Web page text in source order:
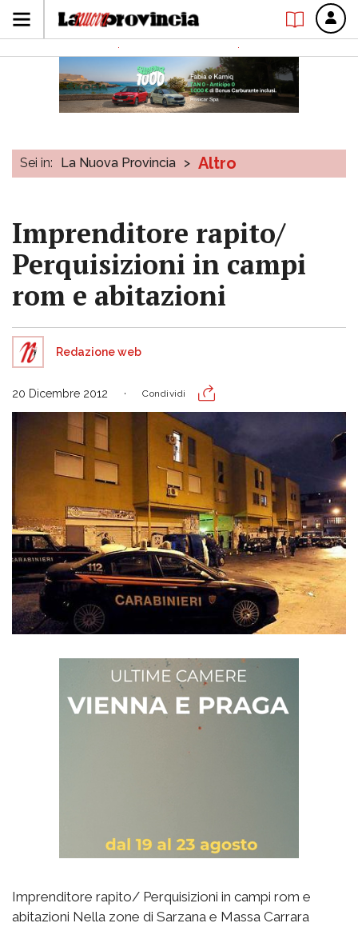
Sei in: La Nuova Provincia > Altro
Imprenditore rapito/
Perquisizioni in campi
rom e abitazioni
Redazione web
20 Dicembre 2012 Condividi
Imprenditore rapito/ Perquisizioni in campi rom e
abitazioni Nella zone di Sarzana e Massa Carrara